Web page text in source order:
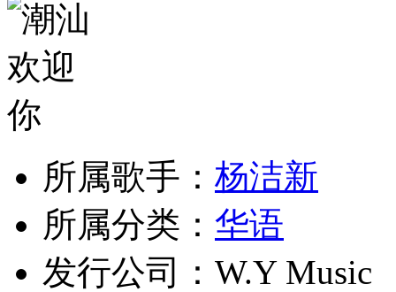
所属歌手： 杨洁新
所属分类： 华语
发行公司： W.Y Music